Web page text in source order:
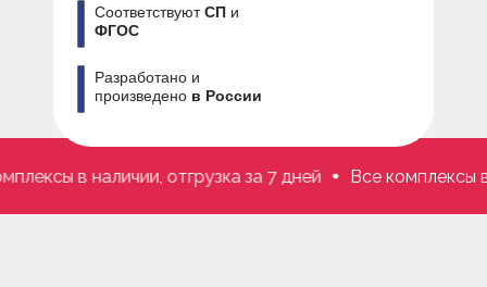
Разработано и
произведено в России
СоответствуютСП и
ФГОС
в наличии, отгрузка за 7 дней Все комплексы в